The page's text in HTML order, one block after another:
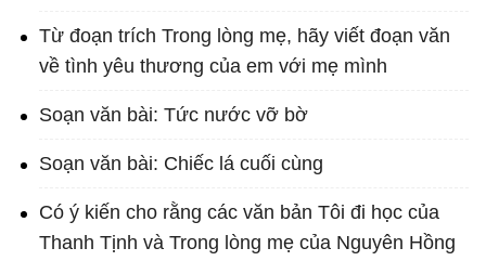
Từ đoạn trích Trong lòng mẹ, hãy viết đoạn văn
về tình yêu thương của em với mẹ mình
Soạn văn bài: Tức nước vỡ bờ
Soạn văn bài: Chiếc lá cuối cùng
Có ý kiến cho rằng các văn bản Tôi đi học của
Thanh Tịnh và Trong lòng mẹ của Nguyên Hồng